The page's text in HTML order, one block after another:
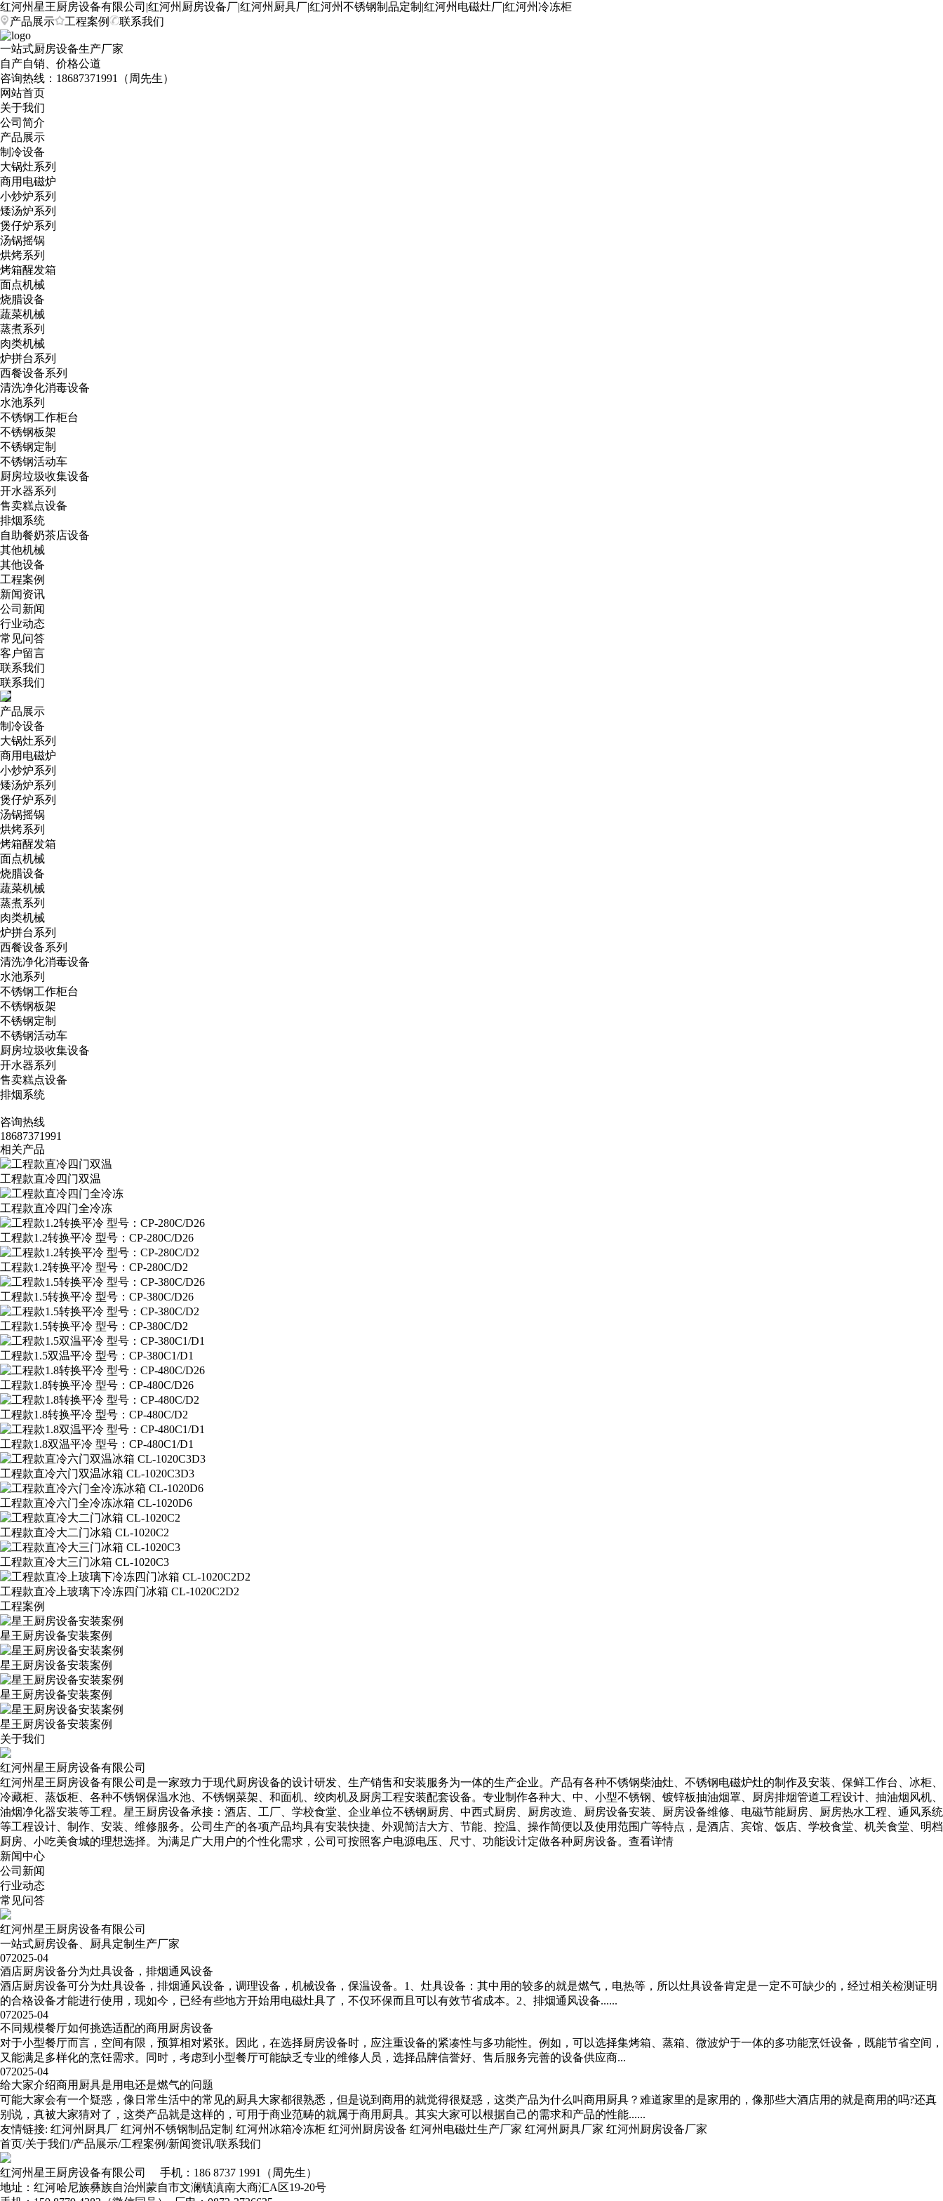
红河州星王厨房设备有限公司|红河州厨房设备厂|红河州厨具厂|红河州不锈钢制品定制|红河州电磁灶厂|红河州冷冻柜
产品展示
工程案例 联系我们
一站式厨房设备生产厂家
自产自销、价格公道
咨询热线： 18687371991（周先生）
网站首页
关于我们
公司简介
产品展示
制冷设备
大锅灶系列
商用电磁炉
小炒炉系列
矮汤炉系列
煲仔炉系列
汤锅摇锅
烘烤系列
烤箱醒发箱
面点机械
烧腊设备
蔬菜机械
蒸煮系列
肉类机械
炉拼台系列
西餐设备系列
清洗净化消毒设备
水池系列
不锈钢工作柜台
不锈钢板架
不锈钢定制
不锈钢活动车
厨房垃圾收集设备
开水器系列
售卖糕点设备
排烟系统
自助餐奶茶店设备
其他机械
其他设备
工程案例
新闻资讯
公司新闻
行业动态
常见问答
客户留言
联系我们
联系我们
产品展示
制冷设备
大锅灶系列
商用电磁炉
小炒炉系列
矮汤炉系列
煲仔炉系列
汤锅摇锅
烘烤系列
烤箱醒发箱
面点机械
烧腊设备
蔬菜机械
蒸煮系列
肉类机械
炉拼台系列
西餐设备系列
清洗净化消毒设备
水池系列
不锈钢工作柜台
不锈钢板架
不锈钢定制
不锈钢活动车
厨房垃圾收集设备
开水器系列
售卖糕点设备
排烟系统
咨询热线
18687371991
相关产品
工程款直冷四门双温
工程款直冷四门全冷冻
工程款1.2转换平冷 型号：CP-280C/D26
工程款1.2转换平冷 型号：CP-280C/D2
工程款1.5转换平冷 型号：CP-380C/D26
工程款1.5转换平冷 型号：CP-380C/D2
工程款1.5双温平冷 型号：CP-380C1/D1
工程款1.8转换平冷 型号：CP-480C/D26
工程款1.8转换平冷 型号：CP-480C/D2
工程款1.8双温平冷 型号：CP-480C1/D1
工程款直冷六门双温冰箱 CL-1020C3D3
工程款直冷六门全冷冻冰箱 CL-1020D6
工程款直冷大二门冰箱 CL-1020C2
工程款直冷大三门冰箱 CL-1020C3
工程款直冷上玻璃下冷冻四门冰箱 CL-1020C2D2
工程案例
星王厨房设备安装案例
星王厨房设备安装案例
星王厨房设备安装案例
星王厨房设备安装案例
关于我们
红河州星王厨房设备有限公司
红河州星王厨房设备有限公司是一家致力于现代厨房设备的设计研发、生产销售和安装服务为一体的生产企业。产品有各种不锈钢柴油灶、不锈钢电磁炉灶的制作及安装、保鲜工作台、冰柜、
冷藏柜、蒸饭柜、各种不锈钢保温水池、不锈钢菜架、和面机、绞肉机及厨房工程安装配套设备。专业制作各种大、中、小型不锈钢、镀锌板抽油烟罩、厨房排烟管道工程设计、抽油烟风机、
油烟净化器安装等工程。星王厨房设备承接：酒店、工厂、学校食堂、企业单位不锈钢厨房、中西式厨房、厨房改造、厨房设备安装、厨房设备维修、电磁节能厨房、厨房热水工程、通风系统
等工程设计、制作、安装、维修服务。公司生产的各项产品均具有安装快捷、外观简洁大方、节能、控温、操作简便以及使用范围广等特点，是酒店、宾馆、饭店、学校食堂、机关食堂、明档
厨房、小吃美食城的理想选择。为满足广大用户的个性化需求，公司可按照客户电源电压、尺寸、功能设计定做各种厨房设备。 查看详情
新闻中心
公司新闻
行业动态
常见问答
红河州星王厨房设备有限公司
一站式厨房设备、厨具定制生产厂家
072025-04
酒店厨房设备分为灶具设备，排烟通风设备
酒店厨房设备可分为灶具设备，排烟通风设备，调理设备，机械设备，保温设备。1、 灶具设备：其中用的较多的就是燃气，电热等，所以灶具设备肯定是一定不可缺少的，经过相关检测证明
的合格设备才能进行使用，现如今，已经有些地方开始用电磁灶具了，不仅环保而且可以有效节省成本。2、 排烟通风设备......
072025-04
不同规模餐厅如何挑选适配的商用厨房设备
对于小型餐厅而言，空间有限，预算相对紧张。因此，在选择厨房设备时，应注重设备的紧凑性与多功能性。例如，可以选择集烤箱、蒸箱、微波炉于一体的多功能烹饪设备，既能节省空间，
又能满足多样化的烹饪需求。同时，考虑到小型餐厅可能缺乏专业的维修人员，选择品牌信誉好、售后服务完善的设备供应商...
072025-04
给大家介绍商用厨具是用电还是燃气的问题
可能大家会有一个疑惑，像日常生活中的常见的厨具大家都很熟悉，但是说到商用的就觉得很疑惑，这类产品为什么叫商用厨具？难道家里的是家用的，像那些大酒店用的就是商用的吗?还真
别说，真被大家猜对了，这类产品就是这样的，可用于商业范畴的就属于商用厨具。 其实大家可以根据自己的需求和产品的性能......
友情链接: 红河州厨具厂 红河州不锈钢制品定制 红河州冰箱冷冻柜 红河州厨房设备 红河州电磁灶生产厂家 红河州厨具厂家 红河州厨房设备厂家
首页/关于我们/产品展示/工程案例/新闻资讯/联系我们
红河州星王厨房设备有限公司 手机：186 8737 1991（周先生）
地址：红河哈尼族彝族自治州蒙自市文澜镇滇南大商汇A区19-20号